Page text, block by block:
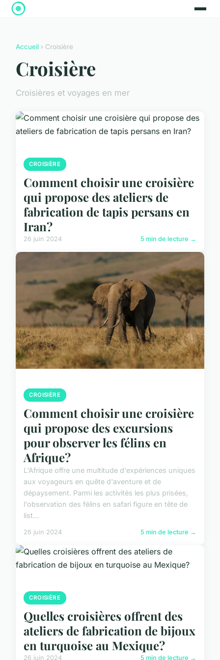
Accueil › Croisière
Croisière
Croisières et voyages en mer
CROISIÈRE
Comment choisir une croisière
qui propose des ateliers de
fabrication de tapis persans en
Iran?
26 juin 2024 5 min de lecture →
CROISIÈRE
Comment choisir une croisière
qui propose des excursions
pour observer les félins en
Afrique?
L'Afrique offre une multitude d'expériences uniques
aux voyageurs en quête d'aventure et de
dépaysement. Parmi les activités les plus prisées,
l'observation des félins en safari figure en tête de
list...
26 juin 2024 5 min de lecture →
CROISIÈRE
Quelles croisières offrent des
ateliers de fabrication de bijoux
en turquoise au Mexique?
26 juin 2024 5 min de lecture →